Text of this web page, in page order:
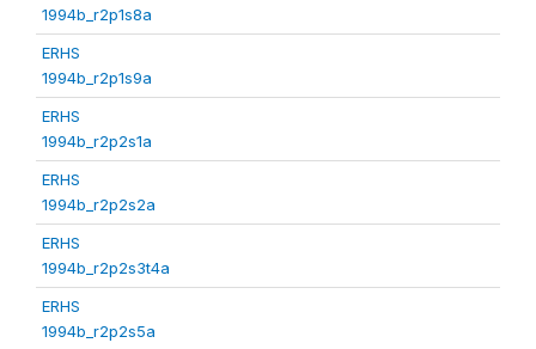
1994b_r2p1s8a
ERHS
1994b_r2p1s9a
ERHS
1994b_r2p2s1a
ERHS
1994b_r2p2s2a
ERHS
1994b_r2p2s3t4a
ERHS
1994b_r2p2s5a